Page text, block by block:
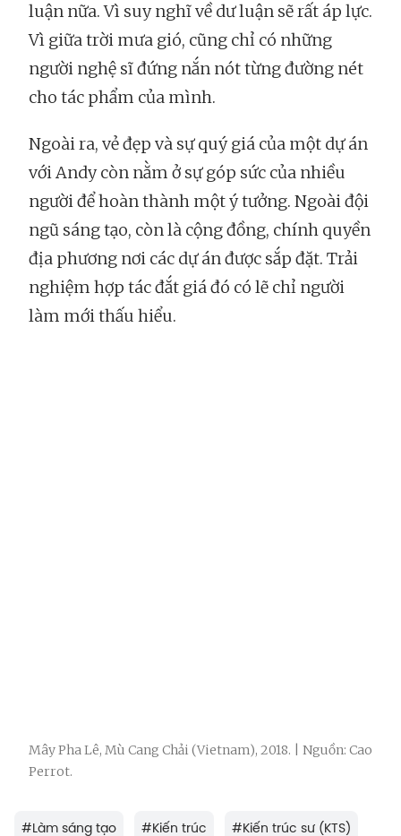
luận nữa. Vì suy nghĩ về dư luận sẽ rất áp lực.
Vì giữa trời mưa gió, cũng chỉ có những
người nghệ sĩ đứng nắn nót từng đường nét
cho tác phẩm của mình.
Ngoài ra, vẻ đẹp và sự quý giá của một dự án
với Andy còn nằm ở sự góp sức của nhiều
người để hoàn thành một ý tưởng. Ngoài đội
ngũ sáng tạo, còn là cộng đồng, chính quyền
địa phương nơi các dự án được sắp đặt. Trải
nghiệm hợp tác đắt giá đó có lẽ chỉ người
làm mới thấu hiểu.
Mây Pha Lê, Mù Cang Chải (Vietnam), 2018. | Nguồn: Cao
Perrot.
#Làm sáng tạo #Kiến trúc #Kiến trúc sư (KTS)